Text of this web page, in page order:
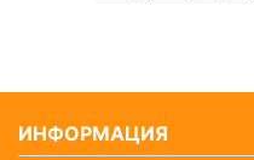
ИНФОРМАЦИЯ